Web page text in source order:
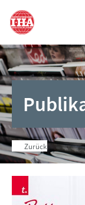
Zurück